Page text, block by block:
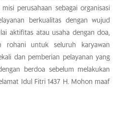
perusahaan sebagai organisasi
berkualitas dengan wujud
aktifitas atau usaha dengan doa,
rohani untuk seluruh karyawan
dan pemberian pelayanan yang
berdoa sebelum melakukan
Idul Fitri 1437 H. Mohon maaf